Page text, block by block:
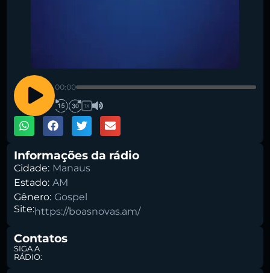
00:00
1X
Informações da rádio
Cidade: Manaus
Estado: AM
Gênero: Gospel
Site:https://boasnovas.am/
Contatos
SIGA A
RÁDIO: